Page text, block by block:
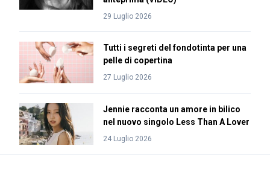
29 Luglio 2026
Tutti i segreti del fondotinta per una
pelle di copertina
27 Luglio 2026
Jennie racconta un amore in bilico
nel nuovo singolo Less Than A Lover
24 Luglio 2026